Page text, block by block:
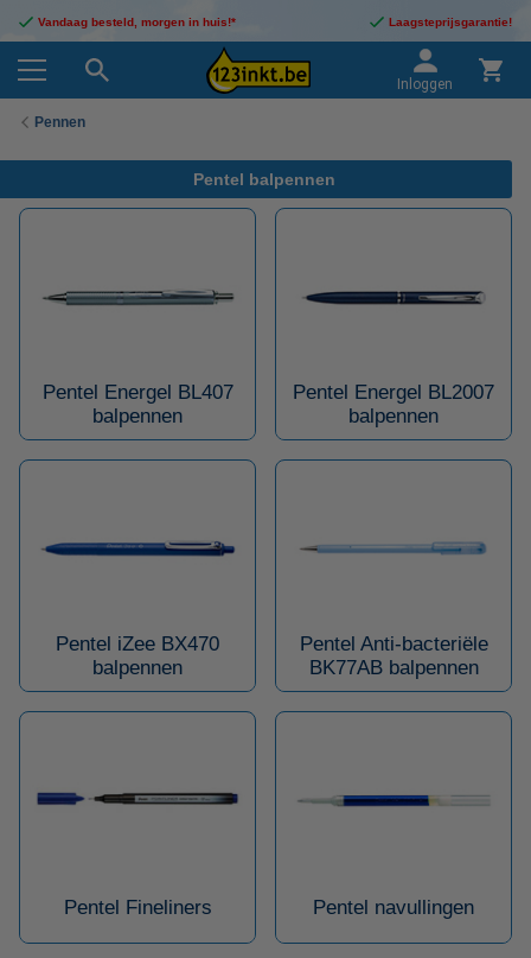
Vandaag besteld, morgen in huis!* Laagsteprijsgarantie!
Inloggen
Pennen
Pentel balpennen
Pentel Energel BL407
balpennen
Pentel Energel BL2007
balpennen
Pentel iZee BX470
balpennen
Pentel Anti-bacteriële
BK77AB balpennen
Pentel Fineliners Pentel navullingen